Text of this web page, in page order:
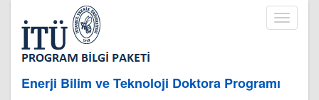
Toggle
Enerji Bilim ve Teknoloji Doktora Programı